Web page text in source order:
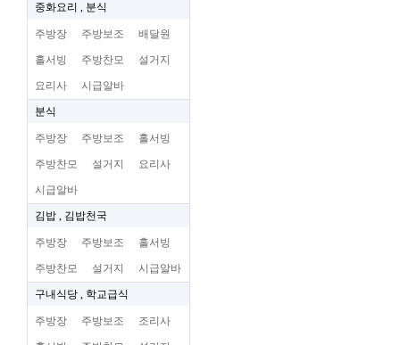
중화요리 , 분식
주방장 주방보조 배달원
홀서빙 주방찬모 설거지
요리사 시급알바
분식
주방장 주방보조 홀서빙
주방찬모 설거지 요리사
시급알바
김밥 , 김밥천국
주방장 주방보조 홀서빙
주방찬모 설거지 시급알바
구내식당 , 학교급식
주방장 주방보조 조리사